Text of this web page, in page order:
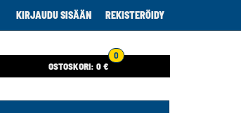
KIRJAUDU SISÄÄN REKISTERÖIDY
OSTOSKORI: 0 €
0